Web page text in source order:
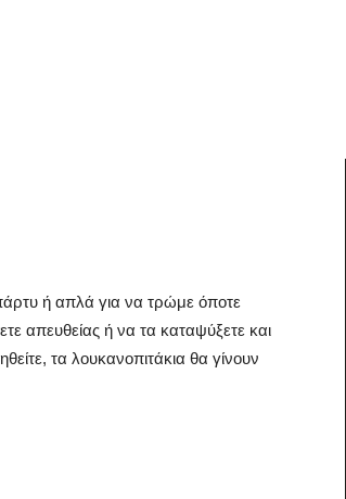
ή απλά για να τρώμε όποτε
απευθείας ή να τα καταψύξετε και
τα λουκανοπιτάκια θα γίνουν